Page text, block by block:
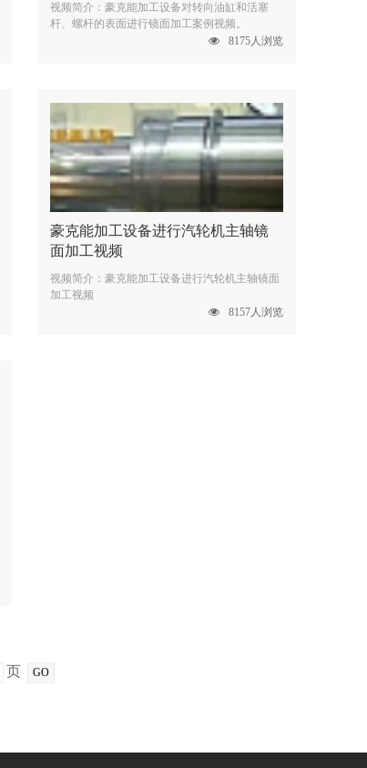
视频简介：豪克能加工设备对转向油缸和活塞
杆、螺杆的表面进行镜面加工案例视频。
8175人浏览
豪克能加工设备进行汽轮机主轴镜
面加工视频
视频简介：豪克能加工设备进行汽轮机主轴镜面
加工视频
8157人浏览
页